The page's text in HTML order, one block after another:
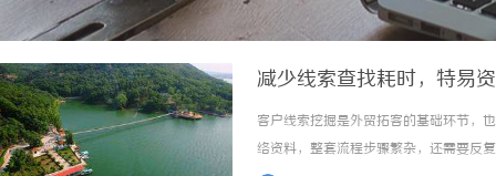
减少线索查找耗时，特易
客户线索挖掘是外贸拓客的基础环节，
络资料，整套流程步骤繁杂，还需要反